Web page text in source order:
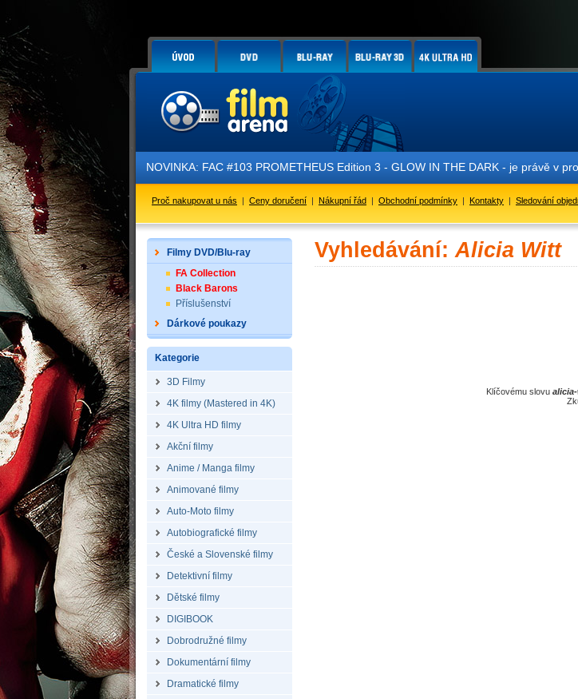
NOVINKA: FAC #103 PROMETHEUS Edition 3 - GLOW IN THE DARK - je právě v
Proč nakupovat u nás | Ceny doručení | Nákupní řád | Obchodní podmínky | Kontakty | Sledování
Filmy DVD/Blu-ray
FA Collection
Black Barons
Příslušenství
Dárkové poukazy
Kategorie
3D Filmy
4K filmy (Mastered in 4K)
4K Ultra HD filmy
Akční filmy
Anime / Manga filmy
Animované filmy
Auto-Moto filmy
Autobiografické filmy
České a Slovenské filmy
Detektivní filmy
Dětské filmy
DIGIBOOK
Dobrodružné filmy
Dokumentární filmy
Dramatické filmy
Vyhledávání:Alicia Witt
Klíčovému slovu